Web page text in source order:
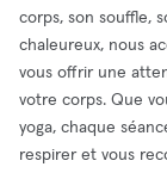
corps, son souffle,
chaleureux, nous
vous offrir une
votre corps. Que
yoga, chaque
respirer et vous